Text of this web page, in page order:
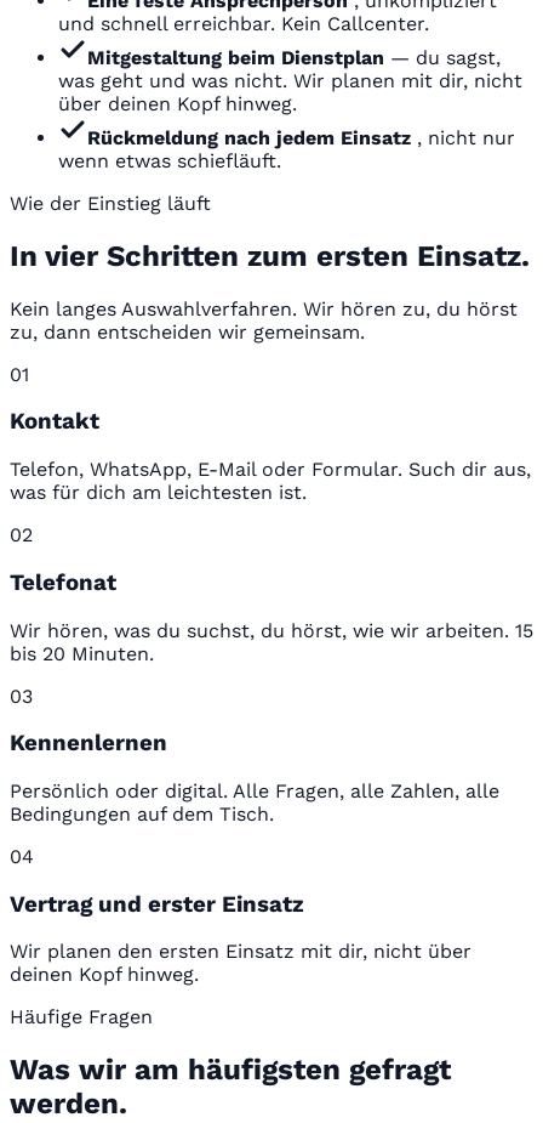
und schnell erreichbar. Kein Callcenter.
Mitgestaltung beim Dienstplan — du sagst,
was geht und was nicht. Wir planen mit dir, nicht
über deinen Kopf hinweg.
Rückmeldung nach jedem Einsatz , nicht nur
wenn etwas schiefläuft.
Wie der Einstieg läuft
In vier Schritten zum ersten Einsatz.
Kein langes Auswahlverfahren. Wir hören zu, du hörst
zu, dann entscheiden wir gemeinsam.
01
Kontakt
Telefon, WhatsApp, E-Mail oder Formular. Such dir aus,
was für dich am leichtesten ist.
02
Telefonat
Wir hören, was du suchst, du hörst, wie wir arbeiten. 15
bis 20 Minuten.
03
Kennenlernen
Persönlich oder digital. Alle Fragen, alle Zahlen, alle
Bedingungen auf dem Tisch.
04
Vertrag und erster Einsatz
Wir planen den ersten Einsatz mit dir, nicht über
deinen Kopf hinweg.
Häufige Fragen
Was wir am häufigsten gefragt
werden.